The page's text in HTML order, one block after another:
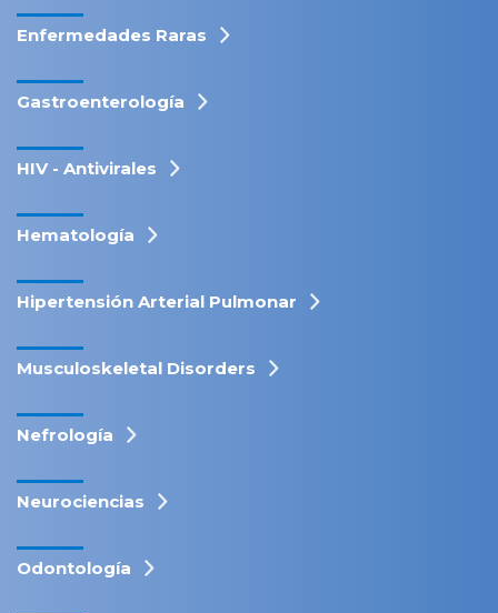
Enfermedades Raras
Gastroenterología
HIV - Antivirales
Hematología
Hipertensión Arterial Pulmonar
Musculoskeletal Disorders
Nefrología
Neurociencias
Odontología